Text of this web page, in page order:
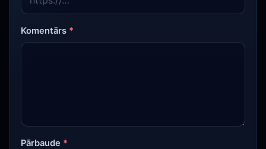
Komentārs *
Pārbaude *